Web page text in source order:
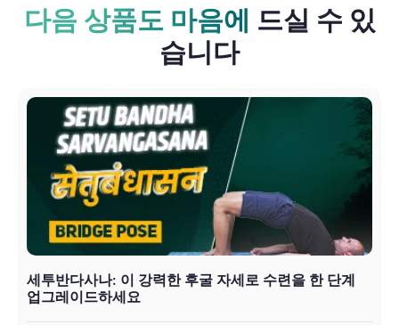
다음 상품도 마음에 드실 수 있
습니다
세투반다사나: 이 강력한 후굴 자세로 수련을 한 단계
업그레이드하세요